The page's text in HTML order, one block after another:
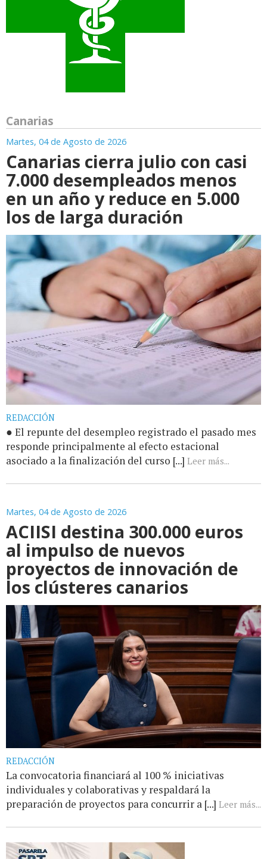
Canarias
Martes, 04 de Agosto de 2026
Canarias cierra julio con casi
7.000 desempleados menos
en un año y reduce en 5.000
los de larga duración
REDACCIÓN
● El repunte del desempleo registrado el pasado mes
responde principalmente al efecto estacional
asociado a la finalización del curso [...] Leer más...
Martes, 04 de Agosto de 2026
ACIISI destina 300.000 euros
al impulso de nuevos
proyectos de innovación de
los clústeres canarios
REDACCIÓN
La convocatoria financiará al 100 % iniciativas
individuales y colaborativas y respaldará la
preparación de proyectos para concurrir a [...] Leer más...